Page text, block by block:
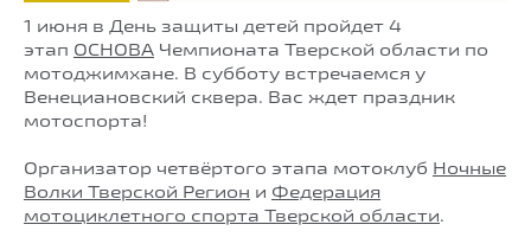
1 июня в День защиты детей пройдет 4
этап ОСНОВА Чемпионата Тверской области по
мотоджимхане. В субботу встречаемся у
Венециановский сквера. Вас ждет праздник
мотоспорта!
Организатор четвёртого этапа мотоклуб Ночные
Волки Тверской Регион и Федерация
мотоциклетного спорта Тверской области.